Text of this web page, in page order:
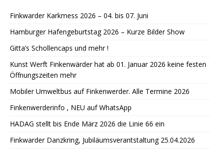
Finkwarder Karkmess 2026 – 04. bis 07. Juni
Hamburger Hafengeburtstag 2026 – Kurze Bilder Show
Gitta’s Schollencaps und mehr !
Kunst Werft Finkenwärder hat ab 01. Januar 2026 keine festen
Öffnungszeiten mehr
Mobiler Umweltbus auf Finkenwerder. Alle Termine 2026
Finkenwerderinfo , NEU auf WhatsApp
HADAG stellt bis Ende März 2026 die Linie 66 ein
Finkwarder Danzkring, Jubiläumsverantstaltung 25.04.2026